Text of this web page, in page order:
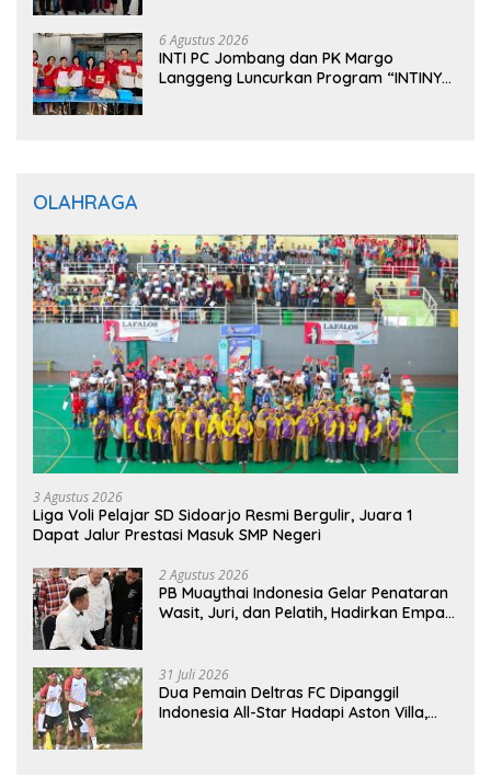
6 Agustus 2026
INTI PC Jombang dan PK Margo
Langgeng Luncurkan Program “INTINYA
OLAHRAGA
3 Agustus 2026
Liga Voli Pelajar SD Sidoarjo Resmi Bergulir, Juara 1
Dapat Jalur Prestasi Masuk SMP Negeri
2 Agustus 2026
PB Muaythai Indonesia Gelar Penataran
Wasit, Juri, dan Pelatih, Hadirkan Empat
31 Juli 2026
Dua Pemain Deltras FC Dipanggil
Indonesia All-Star Hadapi Aston Villa,